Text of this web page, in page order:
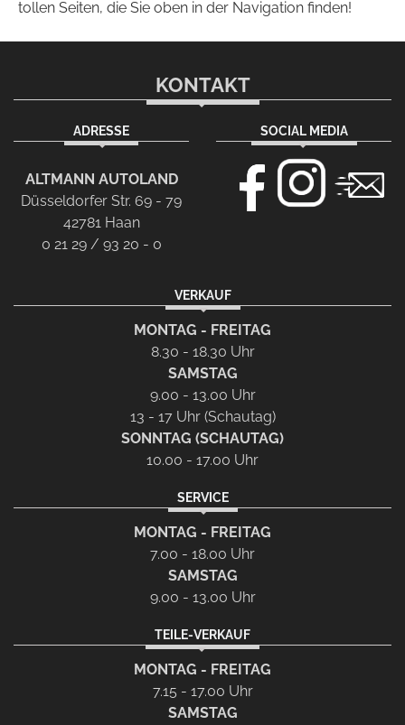
tollen Seiten, die Sie oben in der Navigation finden!
KONTAKT
ADRESSE
ALTMANN AUTOLAND
Düsseldorfer Str. 69 - 79
42781 Haan
0 21 29 / 93 20 - 0
SOCIAL MEDIA
VERKAUF
MONTAG - FREITAG
8.30 - 18.30 Uhr
SAMSTAG
9.00 - 13.00 Uhr
13 - 17 Uhr (Schautag)
SONNTAG (SCHAUTAG)
10.00 - 17.00 Uhr
SERVICE
MONTAG - FREITAG
7.00 - 18.00 Uhr
SAMSTAG
9.00 - 13.00 Uhr
TEILE-VERKAUF
MONTAG - FREITAG
7.15 - 17.00 Uhr
SAMSTAG